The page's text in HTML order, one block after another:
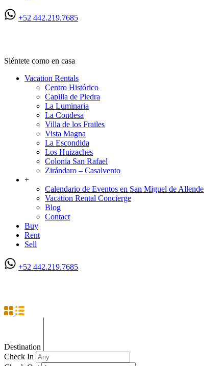
+52 442.219.7685
Siéntete como en casa
Vacation Rentals
Centro Histórico
Capilla de Piedra
La Luminaria
La Condesa
Villa de los Frailes
Vista Magna
La Escondida
Los Huizaches
Colonia San Rafael
Zirándaro – Casalvento
+
Calendario de Eventos en San Miguel de Allende
Vacation Rental Concierge
Blog
Contact
Buy
Rent
Sell
+52 442.219.7685
Destination
Check In